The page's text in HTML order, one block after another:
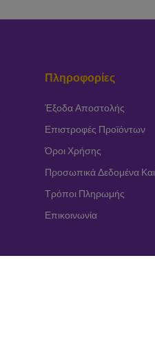
Πληροφορίες
Έξοδα Αποστολής
Επιστροφές Προϊόντων
Όροι Χρήσης
Προσωπικά Δεδομένα
Τρόποι Πληρωμής
Επικοινωνία